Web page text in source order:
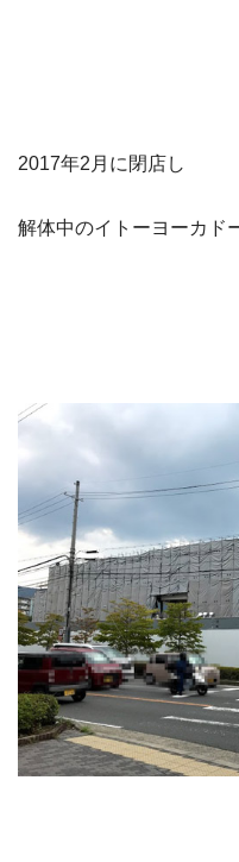
2017年2月に閉店し
解体中のイトーヨーカド